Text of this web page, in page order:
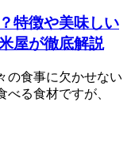
特徴や美味しい
屋が徹底解説
の食事に欠かせない
べる食材ですが、